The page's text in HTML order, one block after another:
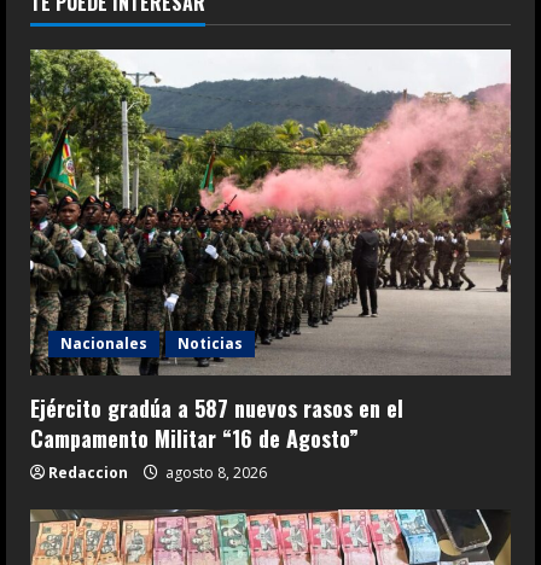
Nacionales Noticias
Ejército gradúa a 587 nuevos rasos en el
Campamento Militar “16 de Agosto”
Redaccion agosto 8, 2026